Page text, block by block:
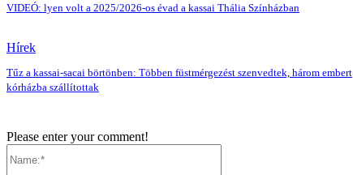
VIDEÓ: lyen volt a 2025/2026-os évad a kassai Thália Színházban
Hírek
Tűz a kassai-sacai börtönben: Többen füstmérgezést szenvedtek, három embert
kórházba szállítottak
Please enter your comment!